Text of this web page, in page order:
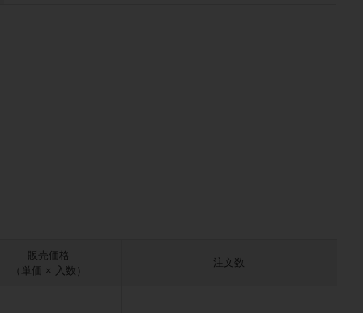
販売価格
（単価 × 入数）
注文数